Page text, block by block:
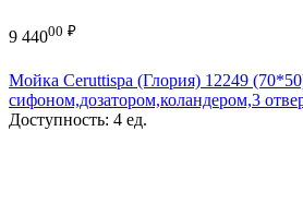
9 44000 ₽
Мойка Ceruttispa (Глория) 12249
сифоном,дозатором,коландером,3
Доступность: 4 ед.